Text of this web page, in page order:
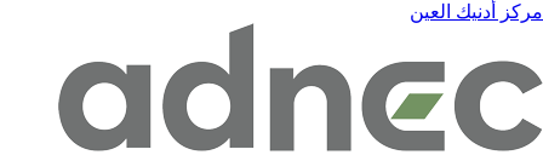
مركز أدنيك العين